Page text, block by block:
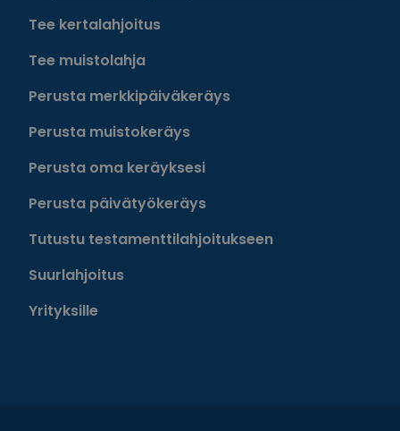
Tee kertalahjoitus
Tee muistolahja
Perusta merkkipäiväkeräys
Perusta muistokeräys
Perusta oma keräyksesi
Perusta päivätyökeräys
Tutustu testamenttilahjoitukseen
Suurlahjoitus
Yrityksille